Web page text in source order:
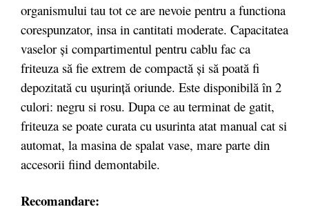
organismului tau tot ce are nevoie pentru a functiona
corespunzator, insa in cantitati moderate. Capacitatea
vaselor și compartimentul pentru cablu fac ca
friteuza să fie extrem de compactă și să poată fi
depozitată cu ușurință oriunde. Este disponibilă în 2
culori: negru si rosu. Dupa ce au terminat de gatit,
friteuza se poate curata cu usurinta atat manual cat si
automat, la masina de spalat vase, mare parte din
accesorii fiind demontabile.
Recomandare: